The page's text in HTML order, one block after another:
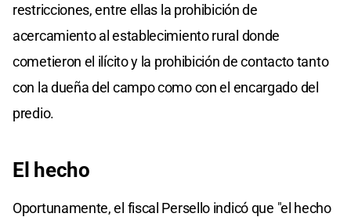
restricciones, entre ellas la prohibición de
acercamiento al establecimiento rural donde
cometieron el ilícito y la prohibición de contacto tanto
con la dueña del campo como con el encargado del
predio.
El hecho
Oportunamente, el fiscal Persello indicó que "el hecho